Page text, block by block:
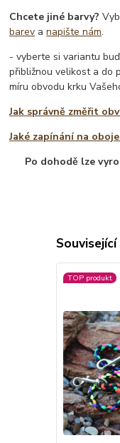
Chcete jiné barvy?
barev anapište nám.
- vyberte si variantu
přibližnou velikost a do
míru obvodu krku
Jak správně změřit
Jaké zapínání na
Po dohodě lze
TOP produkt